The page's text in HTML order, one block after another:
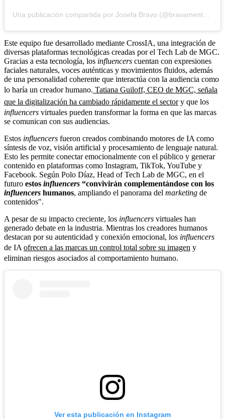
Este equipo fue desarrollado mediante CrossIA, una integración de
diversas plataformas tecnológicas creadas por el Tech Lab de MGC.
Gracias a esta tecnología, los influencers cuentan con expresiones
faciales naturales, voces auténticas y movimientos fluidos, además
de una personalidad coherente que interactúa con la audiencia como
lo haría un creador humano. Tatiana Guiloff, CEO de MGC, señala
que la digitalización ha cambiado rápidamente el sectory que los
influencers virtuales pueden transformar la forma en que las marcas
se comunican con sus audiencias.
Estos influencers fueron creados combinando motores de IA como
síntesis de voz, visión artificial y procesamiento de lenguaje natural.
Esto les permite conectar emocionalmente con el público y generar
contenido en plataformas como Instagram, TikTok, YouTube y
Facebook. Según Polo Díaz, Head of Tech Lab de MGC, en el
futuro estos influencers “convivirán complementándose con los
influencers humanos, ampliando el panorama del marketing de
contenidos".
A pesar de su impacto creciente, los influencers virtuales han
generado debate en la industria. Mientras los creadores humanos
destacan por su autenticidad y conexión emocional, los influencers
de IA ofrecen a las marcas un control total sobre su imagen y
eliminan riesgos asociados al comportamiento humano.
Ver esta publicación en Instagram